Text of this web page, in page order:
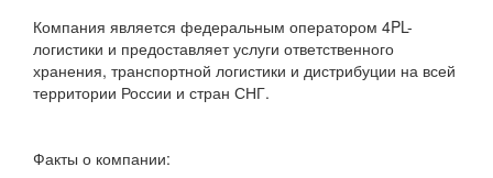
Компания является федеральным оператором 4PL-
логистики и предоставляет услуги ответственного
хранения, транспортной логистики и дистрибуции на всей
территории России и стран СНГ.
Факты о компании: